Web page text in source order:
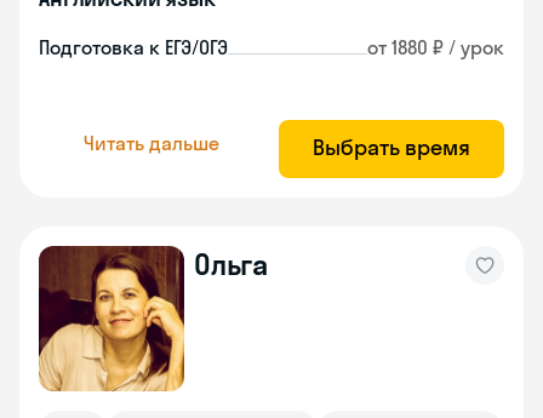
Подготовка к ЕГЭ/ОГЭ от 1880 ₽ / урок
Читать дальше Выбрать время
Ольга